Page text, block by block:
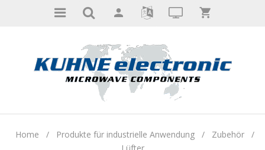
Home / Produkte für industrielle Anwendung / Zubehör
/